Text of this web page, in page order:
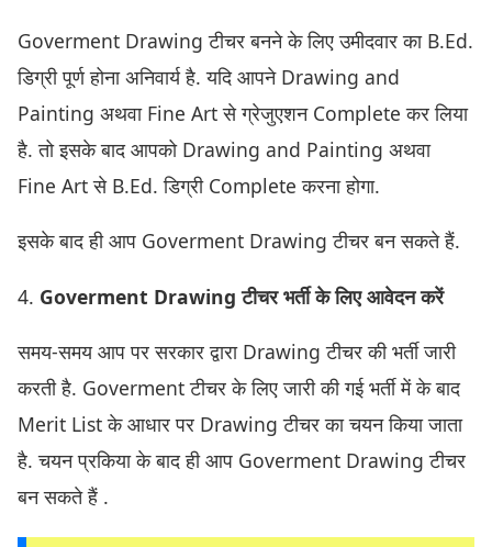
Goverment Drawing टीचर बनने के लिए उमीदवार का B.Ed.
डिग्री पूर्ण होना अनिवार्य है. यदि आपने Drawing and
Painting अथवा Fine Art से ग्रेजुएशन Complete कर लिया
है. तो इसके बाद आपको Drawing and Painting अथवा
Fine Art से B.Ed. डिग्री Complete करना होगा.
इसके बाद ही आप Goverment Drawing टीचर बन सकते हैं.
4. Goverment Drawing टीचर भर्ती के लिए आवेदन करें
समय-समय आप पर सरकार द्वारा Drawing टीचर की भर्ती जारी
करती है. Goverment टीचर के लिए जारी की गई भर्ती में के बाद
Merit List के आधार पर Drawing टीचर का चयन किया जाता
है. चयन प्रकिया के बाद ही आप Goverment Drawing टीचर
बन सकते हैं .